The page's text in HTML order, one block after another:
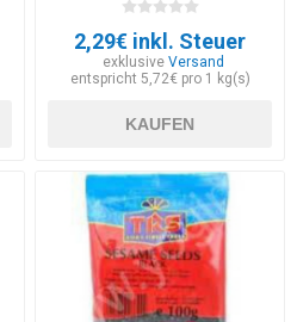
2,29€ inkl. Steuer
exklusive Versand
entspricht 5,72€ pro 1 kg(s)
KAUFEN